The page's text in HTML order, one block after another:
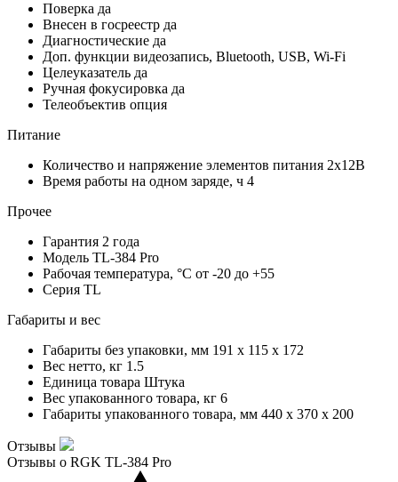
Поверка да
Внесен в госреестр да
Диагностические да
Доп. функции видеозапись, Bluetooth, USB, Wi-Fi
Целеуказатель да
Ручная фокусировка да
Телеобъектив опция
Питание
Количество и напряжение элементов питания 2х12В
Время работы на одном заряде, ч 4
Прочее
Гарантия 2 года
Модель TL-384 Pro
Рабочая температура, °С от -20 до +55
Серия TL
Габариты и вес
Габариты без упаковки, мм 191 x 115 x 172
Вес нетто, кг 1.5
Единица товара Штука
Вес упакованного товара, кг 6
Габариты упакованного товара, мм 440 x 370 x 200
Отзывы
Отзывы о RGK TL-384 Pro